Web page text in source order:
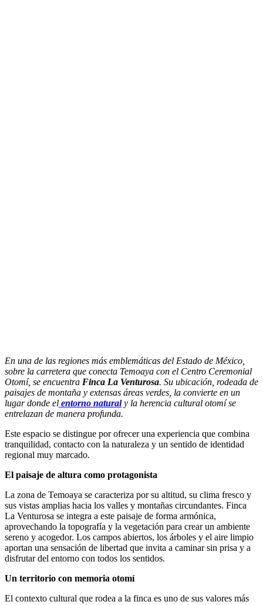
En una de las regiones más emblemáticas del Estado de México,
sobre la carretera que conecta Temoaya con el Centro Ceremonial
Otomí, se encuentra Finca La Venturosa. Su ubicación, rodeada de
paisajes de montaña y extensas áreas verdes, la convierte en un
lugar donde el entorno naturaly la herencia cultural otomí se
entrelazan de manera profunda.
Este espacio se distingue por ofrecer una experiencia que combina
tranquilidad, contacto con la naturaleza y un sentido de identidad
regional muy marcado.
El paisaje de altura como protagonista
La zona de Temoaya se caracteriza por su altitud, su clima fresco y
sus vistas amplias hacia los valles y montañas circundantes. Finca
La Venturosa se integra a este paisaje de forma armónica,
aprovechando la topografía y la vegetación para crear un ambiente
sereno y acogedor. Los campos abiertos, los árboles y el aire limpio
aportan una sensación de libertad que invita a caminar sin prisa y a
disfrutar del entorno con todos los sentidos.
Un territorio con memoria otomí
El contexto cultural que rodea a la finca es uno de sus valores más